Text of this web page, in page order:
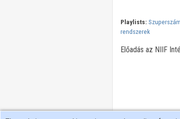
Playlists:
rendszerek
Előadás az NIIF